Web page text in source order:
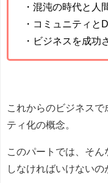
・混沌の時代と人
・コミュニティと
・ビジネスを成功
これからのビジネス
ティ化の概念。
このパートでは、そ
しなければいけないの